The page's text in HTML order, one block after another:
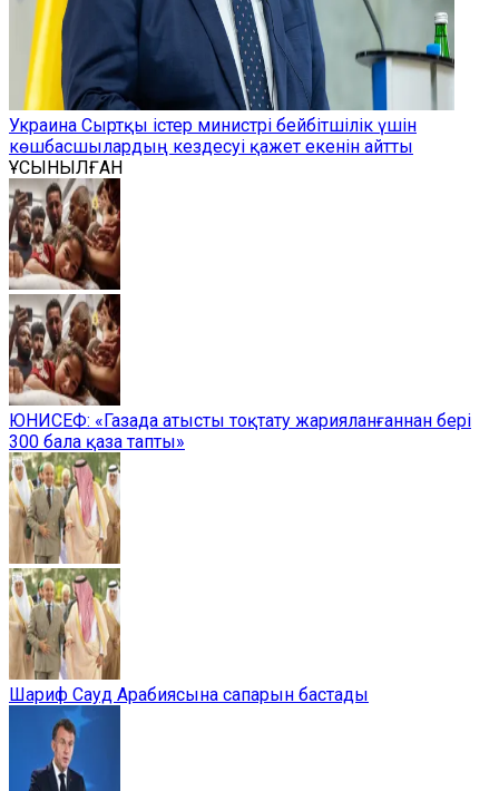
Украина Сыртқы істер министрі бейбітшілік үшін
көшбасшылардың кездесуі қажет екенін айтты
ҰСЫНЫЛҒАН
ЮНИСЕФ: «Газада атысты тоқтату жарияланғаннан бері
300 бала қаза тапты»
Шариф Сауд Арабиясына сапарын бастады